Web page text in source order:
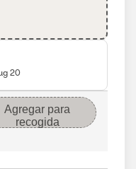
20
Agregar para
recogida